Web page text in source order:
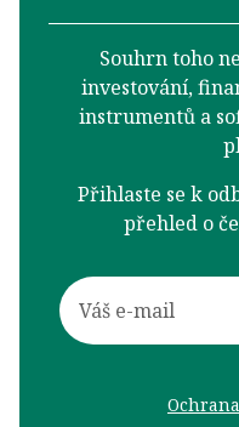
Souhrn toho
investování,
instrumentů a
Přihlaste se k
přehled o